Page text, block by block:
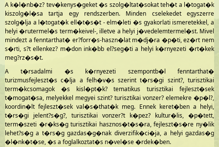
A k�l�nb�z? tev�kenys�geket �s szolg�ltat�sokat teh�t a l�togat�k
kiszolg�l�sa tartja egy rendszerben. Minden cselekedet egyszerre
szolg�lja a l�togat�k ell�t�s�t - elm�leti �s gyakorlati ismeretekkel, a
helyi �rutermel�s term�keivel-, illetve a helyi j�vedelemtermel�st. Mivel
mindezt a fenntarthat� er?forr�s-haszn�lat m�dj�ra �p�ti, ez�rt nem
s�rti, s?t ellenkez? m�don ink�bb el?seg�ti a helyi k�rnyezeti �rt�kek
meg?rz�s�t.
A t�rsadalmi �s k�rnyezeti szempontb�l fenntarthat�
turizmusfejleszt�s c�lja a felh�v�s szerint t�rs�gi szint?, turisztikai
term�kcsomagok �s kisl�pt�k? tematikus turisztikai fejleszt�sek
t�mogat�sa, melyekkel megyei szint? turisztikai vonzer? elemekre �p�l?,
koordin�lt fejleszt�sek val�s�that�k meg. Ennek keret�ben a helyi,
t�rs�gi jelent?s�g?, turisztikai vonzer?t k�pez? kultur�lis, �p�tett,
term�szeti �r�ks�g turisztikai hasznos�t�s�ra, fejleszt�s�re ny�lik
lehet?s�g a t�rs�g gazdas�g�nak diverzifik�ci�ja, a helyi gazdas�g
�l�nk�t�se, �s a foglalkoztat�s n�vel�se �rdek�ben.